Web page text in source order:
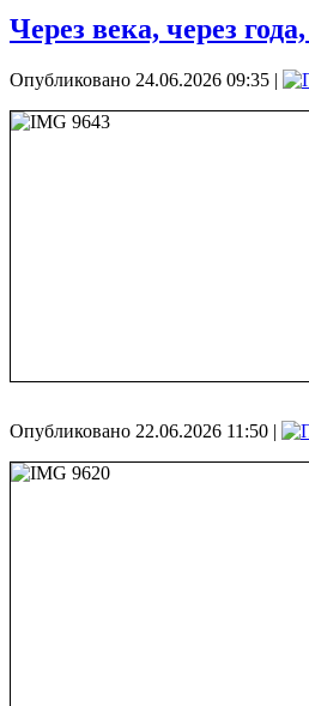
Через века, через
Опубликовано 24.06.2026 09:35 |
Опубликовано 22.06.2026 11:50 |